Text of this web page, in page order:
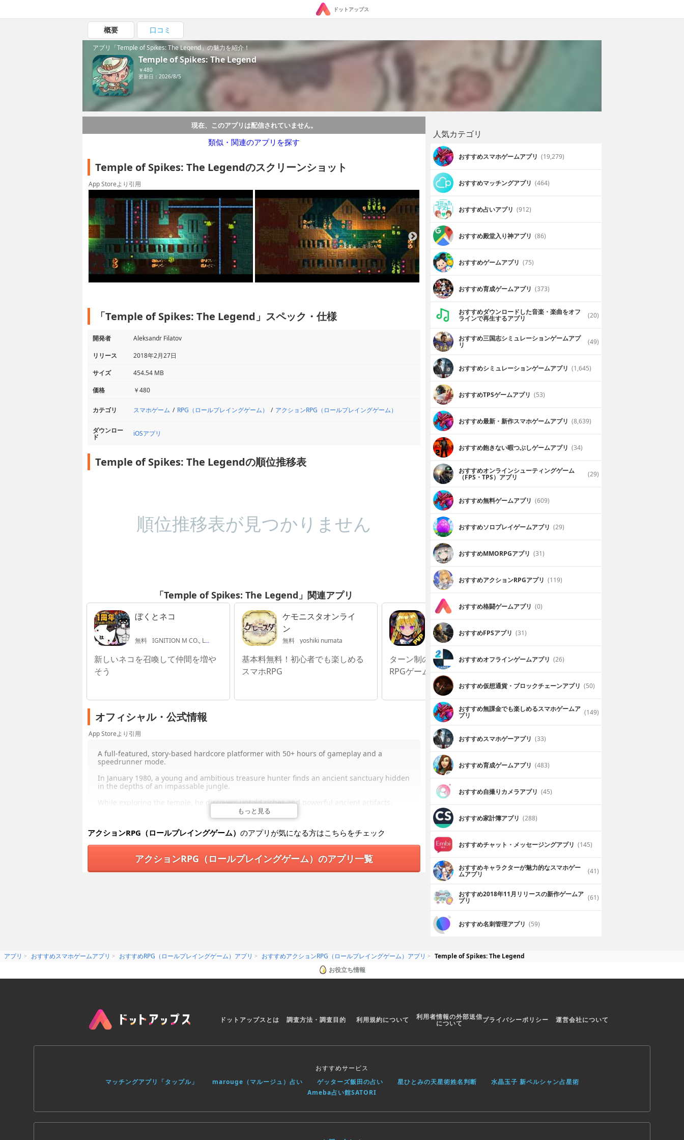
ドットアップス
概要 口コミ
アプリ「Temple of Spikes: The Legend」の魅力を紹介！
Temple of Spikes: The Legend
￥480
更新日：2026/8/5
現在、このアプリは配信されていません。
類似・関連のアプリを探す
Temple of Spikes: The Legendのスクリーンショット
App Storeより引用
「Temple of Spikes: The Legend」スペック・仕様
開発者
Aleksandr Filatov
リリース
2018年2月27日
サイズ
454.54 MB
価格
￥480
カテゴリ スマホゲーム RPG（ロールプレイングゲーム） アクションRPG（ロールプレイングゲーム）
ダウンロー
ド iOSアプリ
Temple of Spikes: The Legendの順位推移表
順位推移表が見つかりません
「Temple of Spikes: The Legend」関連アプリ
ぼくとネコ
無料 IGNITION M CO., LTD.
新しいネコを召喚して仲間を増や
そう
ケモニスタオンライ
ン
無料 yoshiki numata
基本料無料！初心者でも楽しめる
スマホRPG
カプセルモン,ファイ
ト!
無料 allm
ターン制のひっぱりアクション
RPGゲーム
綺麗な女神とさらに派手な幻獣が
と強大な幻獣たちが守護してくれ
オフィシャル・公式情報
App Storeより引用
もっと見る
A full-featured, story-based hardcore platformer with 50+ hours of gameplay and a
speedrunner mode.
In January 1980, a young and ambitious treasure hunter finds an ancient sanctuary hidden
in the depths of an impassable jungle.
While exploring the temple, he discovers untold riches and powerful ancient artifacts.
However, getting out of the temple with the treasure turns out to be quite a challenge.
The sanctuary is full of intricate deadly traps and its dark labyrinths abound in
bloodthirsty beasts hunting for new souls.
Multiple skeletons scattered here and there are a sign that the temple had been visited
before, but let no one out alive. The protagonist has no other options but to do everything
— Time control: slowdown, time rewind
アクションRPG（ロールプレイングゲーム） のアプリが気になる方はこちらをチェック
アクションRPG（ロールプレイングゲーム）のアプリ一覧
人気カテゴリ
おすすめスマホゲームアプリ (19,279)
おすすめマッチングアプリ (464)
おすすめ占いアプリ (912)
おすすめ殿堂入り神アプリ (86)
おすすめゲームアプリ (75)
おすすめ育成ゲームアプリ (373)
おすすめダウンロードした音楽・楽曲をオフ
ラインで再生するアプリ (20)
おすすめ三国志シミュレーションゲームアプ
リ (49)
おすすめシミュレーションゲームアプリ (1,645)
おすすめTPSゲームアプリ (53)
おすすめ最新・新作スマホゲームアプリ (8,639)
おすすめ飽きない暇つぶしゲームアプリ (34)
おすすめオンラインシューティングゲーム
（FPS・TPS）アプリ (29)
おすすめ無料ゲームアプリ (609)
おすすめソロプレイゲームアプリ (29)
おすすめ MMORPGアプリ (31)
おすすめアクションRPGアプリ (119)
おすすめ格闘ゲームアプリ (0)
おすすめFPSアプリ (31)
おすすめオフラインゲームアプリ (26)
おすすめ仮想通貨・ブロックチェーンアプリ (50)
おすすめ無課金でも楽しめるスマホゲームア
プリ (149)
おすすめスマホゲーアプリ (33)
おすすめ育成ゲームアプリ (483)
おすすめ自撮りカメラアプリ (45)
おすすめ家計簿アプリ (288)
おすすめチャット・メッセージングアプリ (145)
おすすめキャラクターが魅力的なスマホゲー
ムアプリ (41)
おすすめ2018年11月リリースの新作ゲームア
プリ (61)
おすすめ名刺管理アプリ (59)
アプリ おすすめスマホゲームアプリ おすすめRPG（ロールプレイングゲーム）アプリ おすすめアクションRPG（ロールプレイングゲーム）アプリ
Temple of Spikes: The Legend
お役立ち情報
ドットアップスとは 調査方法・調査目的 利用規約について 利用者情報の外部送信
について プライバシーポリシー 運営会社について
おすすめサービス
マッチングアプリ「タップル」
marouge（マルージュ）占い ゲッターズ飯田の占い 星ひとみの天星術姓名判断
水晶玉子 新ペルシャン占星術
Ameba占い館SATORI